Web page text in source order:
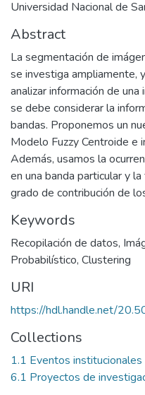
Universidad Nacional de
Abstract
La segmentación de
se investiga ampliamente,
analizar información de
se debe considerar la
bandas. Proponemos un
Modelo Fuzzy Centroide e
Además, usamos la
en una banda particular y
grado de contribución de
Keywords
Recopilación de datos,
Probabilístico, Clustering
URI
https://hdl.handle.net/
Collections
1.1 Eventos institucionales
6.1 Proyectos de